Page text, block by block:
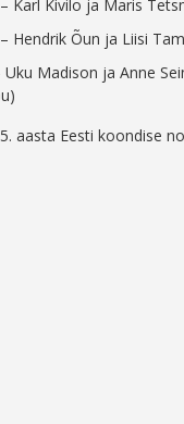
Karl Kivilo ja Maris
Hendrik Õun ja Liisi
Madison ja Anne
aasta Eesti koondise